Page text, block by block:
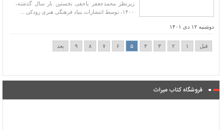
زیرنظر محمدجعفر یاحقی نخستین بار سال گذشته،
۱۴۰۰، توسط انتشارات بنیاد فرهنگی هنری رودکی ...
دوشنبه ۱۲ دی ۱۴۰۱
قبل ۱ ۲ ۳ ۴ ۵ ۶ ۷ ۸ ۹ بعد
فروشگاه کتاب میراث